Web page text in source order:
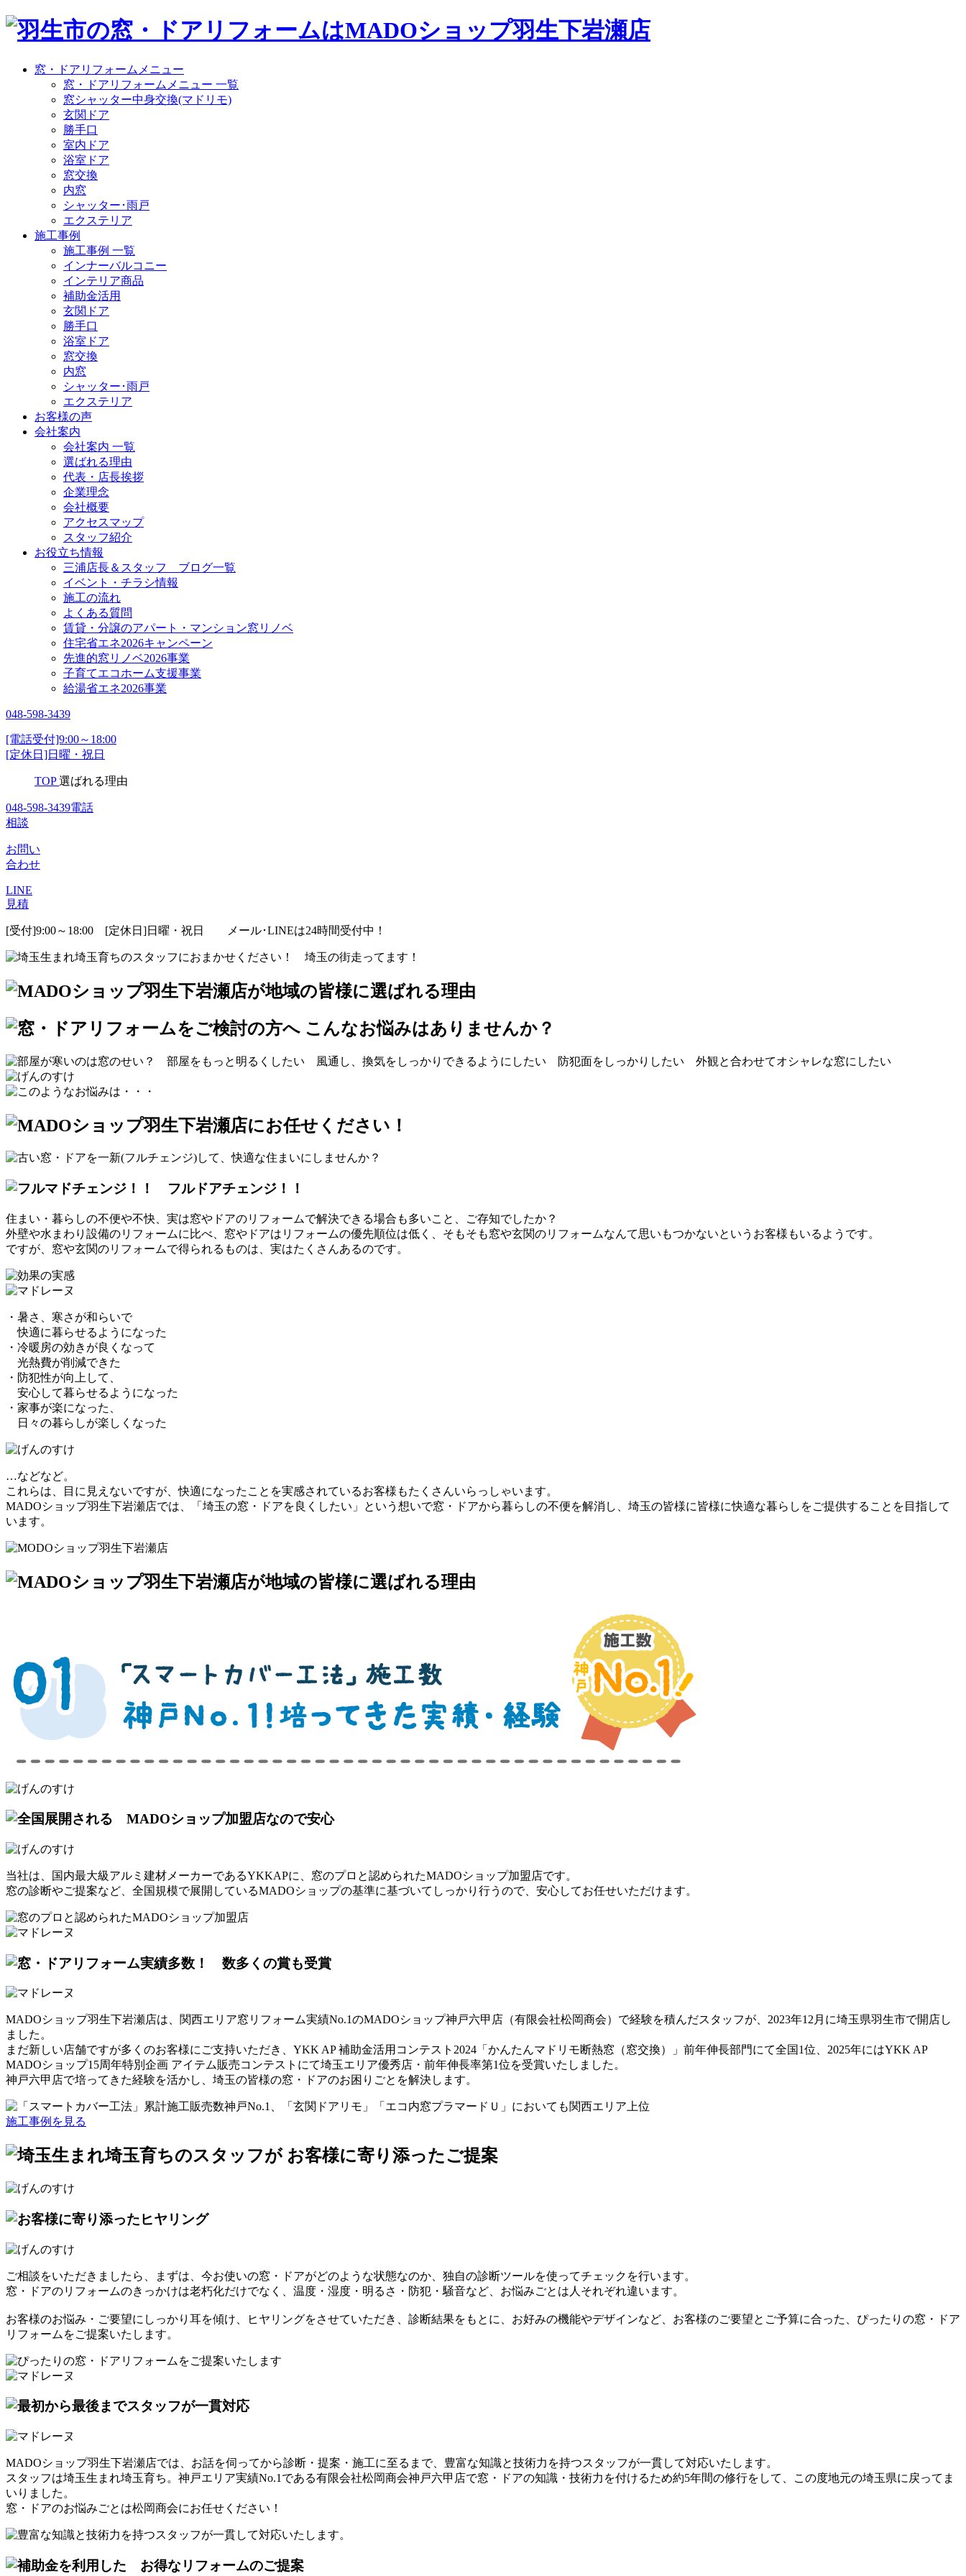
窓・ドアリフォームメニュー
窓・ドアリフォームメニュー 一覧
窓シャッター中身交換(マドリモ)
玄関ドア
勝手口
室内ドア
浴室ドア
窓交換
内窓
シャッター･雨戸
エクステリア
施工事例
施工事例 一覧
インナーバルコニー
インテリア商品
補助金活用
玄関ドア
勝手口
浴室ドア
窓交換
内窓
シャッター･雨戸
エクステリア
お客様の声
会社案内
会社案内 一覧
選ばれる理由
代表・店長挨拶
企業理念
会社概要
アクセスマップ
スタッフ紹介
お役立ち情報
三浦店長＆スタッフ ブログ一覧
イベント・チラシ情報
施工の流れ
よくある質問
賃貸・分譲のアパート・マンション窓リノベ
住宅省エネ2026キャンペーン
先進的窓リノベ2026事業
子育てエコホーム支援事業
給湯省エネ2026事業
048-598-3439
[電話受付]9:00～18:00
[定休日]日曜・祝日
TOP 選ばれる理由
048-598-3439電話
相談
お問い
合わせ
LINE
見積
[受付]9:00～18:00 [定休日]日曜・祝日 メール･LINEは24時間受付中！
住まい・暮らしの不便や不快、実は窓やドアのリフォームで解決できる場合も多いこと、ご存知でしたか？
外壁や水まわり設備のリフォームに比べ、窓やドアはリフォームの優先順位は低く、そもそも窓や玄関のリフォームなんて思いもつかないというお客様もいるようです。
ですが、窓や玄関のリフォームで得られるものは、 実はたくさんあるのです。
・ 暑さ、寒さが和らいで
快適に暮らせるようになった
・冷暖房の効きが良くなって
光熱費が削減できた
・ 防犯性が向上して
安心して暮らせるようになった
・ 家事が楽になった
日々の暮らしが楽しくなった
…などなど。
これらは、目に見えないですが、快適になったことを実感されているお客様もたくさんいらっしゃいます。
MADOショップ羽生下岩瀬店では、
「埼玉の窓・ドアを良くしたい」 という想いで窓・ドアから暮らしの不便を解消し、 埼玉の皆様に皆様に快適な暮らしをご提供する ことを目指して
います。
当社は、国内最大級アルミ建材メーカーであるYKKAPに、 窓のプロと認められたMADOショップ加盟店です。
窓の診断やご提案など、全国規模で展開しているMADOショップの基準に基づいてしっかり行うので、安心してお任せいただけます。
MADOショップ羽生下岩瀬店は、関西エリア窓リフォーム実績No.1のMADOショップ神戸六甲店（有限会社松岡商会）で経験を積んだスタッフが、2023年12月に埼玉県羽生市で開店し
ました。
まだ新しい店舗ですが多くのお客様にご支持いただき、 YKK AP 補助金活用コンテスト2024「かんたんマドリモ断熱窓（窓交換）」前年伸長部門にて全国1位、2025年にはYKK AP
MADOショップ15周年特別企画 アイテム販売コンテストにて埼玉エリア優秀店・前年伸長率第1位を受賞いたしました。
神戸六甲店で培ってきた経験を活かし、埼玉の皆様の窓・ドアのお困りごとを解決します。
施工事例を見る
ご相談をいただきましたら、まずは、今お使いの窓・ドアがどのような状態なのか、 独自の診断ツールを使ってチェック を行います。
窓・ドアのリフォームのきっかけは老朽化だけでなく、温度・湿度・明るさ・防犯・騒音など、お悩みごとは人それぞれ違います。
お客様のお悩み・ご要望にしっかり耳を傾け、ヒヤリングをさせていただき、診断結果をもとに、お好みの機能やデザインなど、 お客様のご要望とご予算に合った、ぴったりの窓・ドア
リフォームをご提案いたします。
MADOショップ羽生下岩瀬店では、お話を伺ってから診断・提案・施工に至るまで、 豊富な知識と技術力を持つスタッフが一貫して対応いたします。
スタッフは埼玉生まれ埼玉育ち 。神戸エリア実績No.1である有限会社松岡商会神戸六甲店で窓・ドアの知識・技術力を付けるため約5年間の修行をして、この度地元の埼玉県に戻ってま
いりました。
窓・ドアのお悩みごとは松岡商会にお任せください！